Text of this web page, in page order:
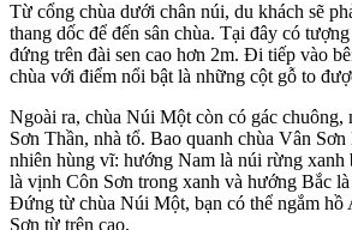
Từ cổng chùa dưới chân núi, du khách sẽ
thang dốc để đến sân chùa. Tại đây có
đứng trên đài sen cao hơn 2m. Đi tiếp vào
chùa với điểm nổi bật là những cột gỗ to
Ngoài ra, chùa Núi Một còn có gác chuông,
Sơn Thần, nhà tổ. Bao quanh chùa Vân Sơn
nhiên hùng vĩ: hướng Nam là núi rừng
là vịnh Côn Sơn trong xanh và hướng Bắc
Đứng từ chùa Núi Một, bạn có thể ngắm hồ
Sơn từ trên cao,